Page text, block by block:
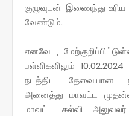
குழுவுடன் இணைந்து
வேண்டும்.
எனவே ,
பள்ளிகளிலும்
நடத்திட தேவையான
அனைத்து மாவட்ட
மாவட்ட கல்வி